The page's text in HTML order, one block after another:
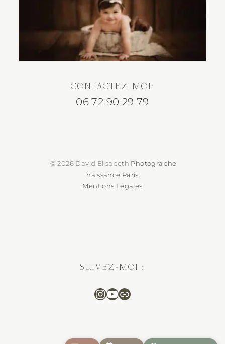
CONTACTEZ-MOI:
06 72 90 29 79
© 2026 David Elisabeth Photographe
naissance Paris
Mentions Légales
SUIVEZ-MOI :
Instagram
Suivez-moi sur
Séance photo